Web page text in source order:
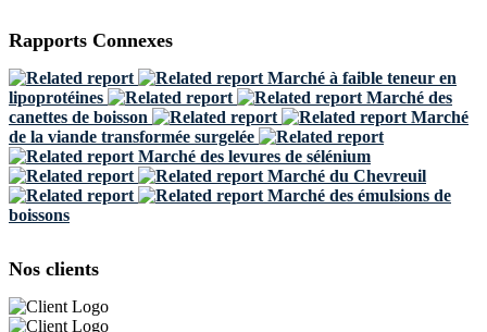
Rapports Connexes
Marché à faible teneur en
lipoprotéines
Marché des
canettes de boisson
Marché
de la viande transformée surgelée
Marché des levures de sélénium
Marché du Chevreuil
Marché des émulsions de
boissons
Nos clients